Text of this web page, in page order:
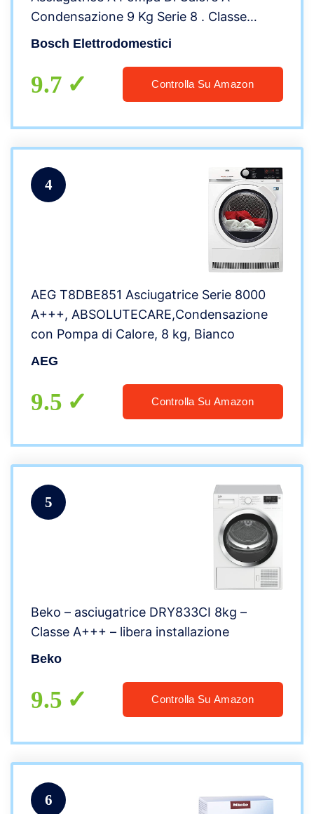
Condensazione 9 Kg Serie 8 . Classe
A+++ Per Bucato E Vestiti Con Sistema
Bosch Elettrodomestici
9.7 Controlla Su Amazon
4
AEG T8DBE851 Asciugatrice Serie 8000
A+++, ABSOLUTECARE,Condensazione
con Pompa di Calore, 8 kg, Bianco
AEG
9.5 Controlla Su Amazon
5
Beko – asciugatrice DRY833CI 8kg –
Classe A+++ – libera installazione
Beko
9.5 Controlla Su Amazon
6